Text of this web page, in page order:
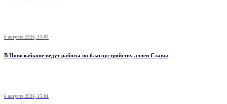
6 августа 2026, 15:07
В Новозыбкове ведут работы по благоустройству аллеи Славы
6 августа 2026, 15:01